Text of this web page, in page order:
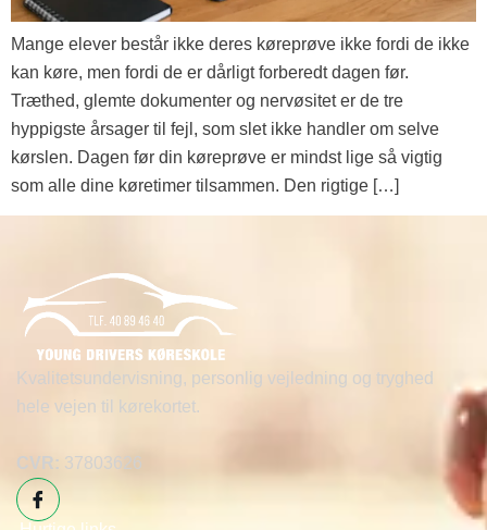
Mange elever består ikke deres køreprøve ikke fordi de ikke
kan køre, men fordi de er dårligt forberedt dagen før.
Træthed, glemte dokumenter og nervøsitet er de tre
hyppigste årsager til fejl, som slet ikke handler om selve
kørslen. Dagen før din køreprøve er mindst lige så vigtig
som alle dine køretimer tilsammen. Den rigtige […]
Kvalitetsundervisning, personlig vejledning og tryghed
hele vejen til kørekortet.
CVR: 37803626